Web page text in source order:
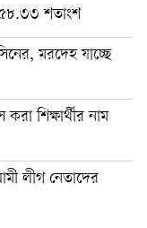
শতাংশ
মরদেহ যাচ্ছে
শিক্ষার্থীর নাম
লীগ নেতাদের